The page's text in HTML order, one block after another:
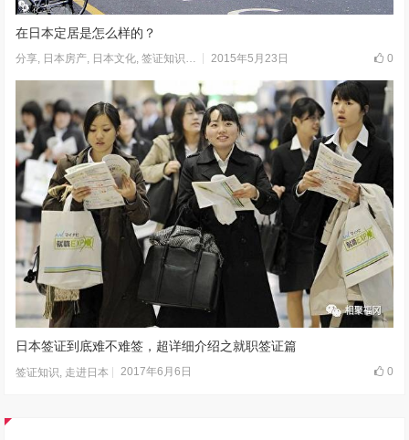
在日本定居是怎么样的？
分享, 日本房产, 日本文化,签证知识,走进日本2015年5月23日 0
日本签证到底难不难签，超详细介绍之就职签证篇
签证知识, 走进日本 2017年6月6日 0